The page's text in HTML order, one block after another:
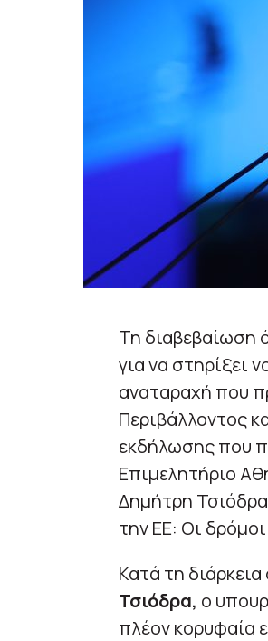
Τη διαβεβαίωση
για να στηρίξει
αναταραχή που
Περιβάλλοντος
εκδήλωσης που
Επιμελητήριο
Δημήτρη Τσιόδρα
την ΕΕ: Οι
Κατά τη
Τσιόδρα, ο
πλέον κορυφαία